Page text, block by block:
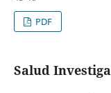
PDF
Salud Investiga